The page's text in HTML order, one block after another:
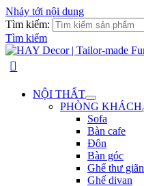
Nhảy tới nội dung
Tìm kiếm:
Tìm kiếm
NỘI THẤT
PHÒNG KHÁCH
Sofa
Bàn cafe
Đôn
Bàn góc
Ghế thư giãn
Ghế divan